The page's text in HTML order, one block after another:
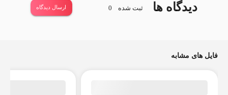
دیدگاه ها ثبت شده 0 ارسال دیدگاه
فایل های مشابه